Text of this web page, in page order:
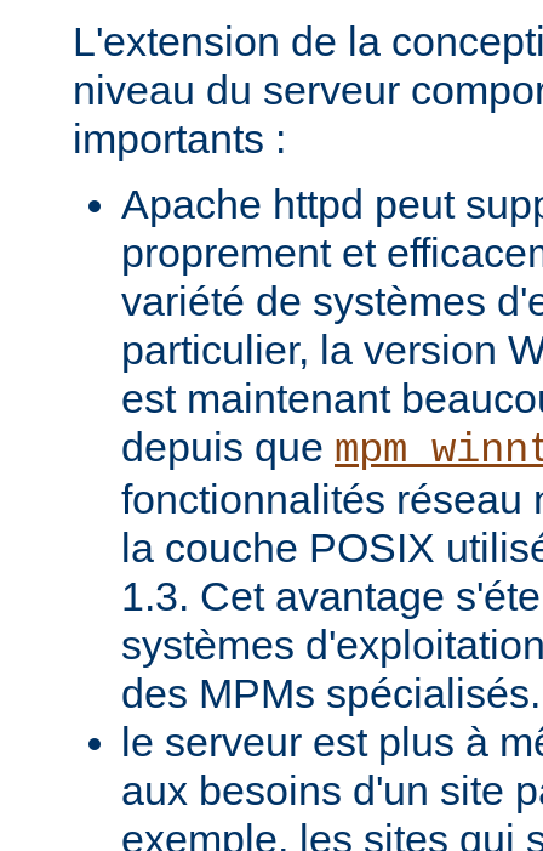
L'extension de la
niveau du serveur
importants :
Apache httpd peut
proprement et
variété de systèmes
particulier, la version
est maintenant
depuis que
fonctionnalités réseau
la couche POSIX
1.3. Cet avantage
systèmes
des MPMs spécialisés.
le serveur est plus à
aux besoins d'un site
exemple, les sites qui